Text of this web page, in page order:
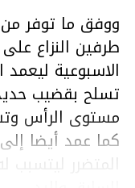
ووفق ما توفر
طرفين النزاع
الاسبوعية
تسلح بقضيب
مستوى الرأس
كما عمد أيضا
المتضرر